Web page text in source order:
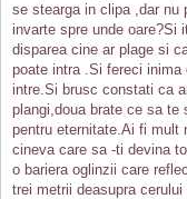
se stearga in clipa ,dar nu
invarte spre unde oare?Si
disparea cine ar plage si
poate intra .Si fereci
intre.Si brusc constati ca
plangi,doua brate ce sa te
pentru eternitate.Ai fi mult
cineva care sa -ti devina
o bariera oglinzii care
trei metrii deasupra